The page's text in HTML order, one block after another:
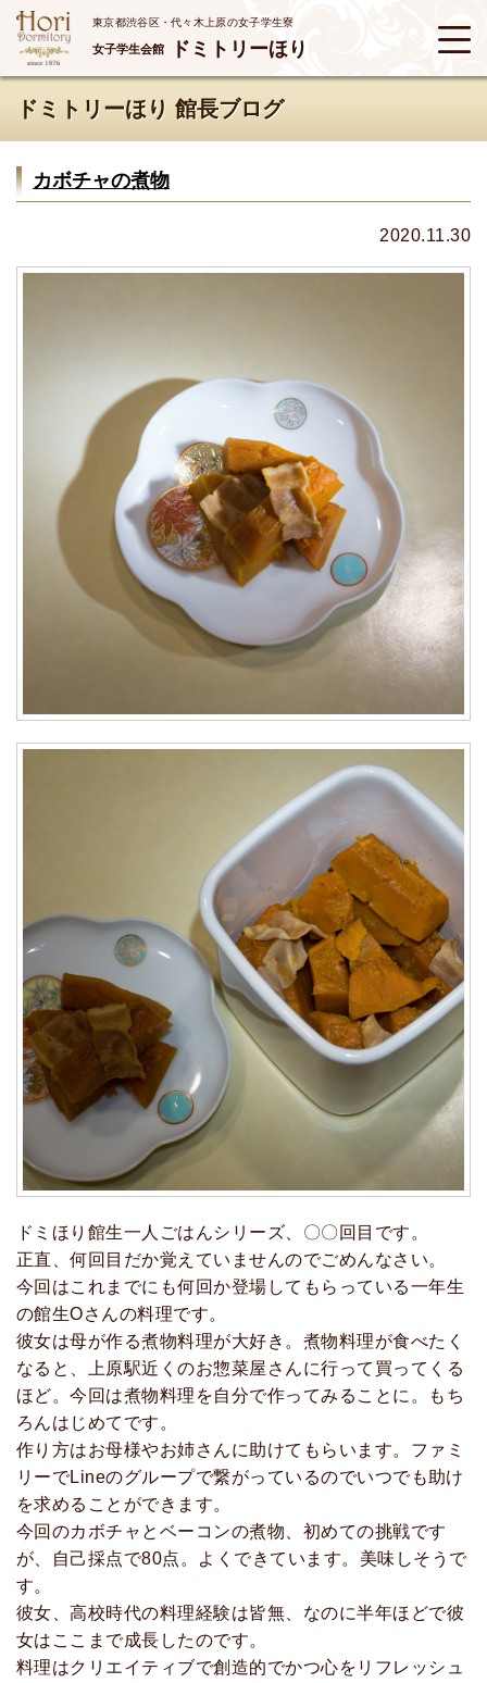
東京都渋谷区・代々木上原の女子学生寮
女子学生会館 ドミトリーほり
ドミトリーほり 館長ブログ
カボチャの煮物
2020.11.30
ドミほり館生一人ごはんシリーズ、〇〇回目です。
正直、何回目だか覚えていませんのでごめんなさい。
今回はこれまでにも何回か登場してもらっている一年生
の館生Oさんの料理です。
彼女は母が作る煮物料理が大好き。煮物料理が食べたく
なると、上原駅近くのお惣菜屋さんに行って買ってくる
ほど。今回は煮物料理を自分で作ってみることに。もち
ろんはじめてです。
作り方はお母様やお姉さんに助けてもらいます。ファミ
リーでLineのグループで繋がっているのでいつでも助け
を求めることができます。
今回のカボチャとベーコンの煮物、初めての挑戦です
が、自己採点で80点。よくできています。美味しそうで
す。
彼女、高校時代の料理経験は皆無、なのに半年ほどで彼
女はここまで成長したのです。
料理はクリエイティブで創造的でかつ心をリフレッシュ